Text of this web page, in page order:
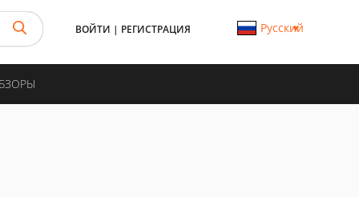
ВОЙТИ | РЕГИСТРАЦИЯ Русский